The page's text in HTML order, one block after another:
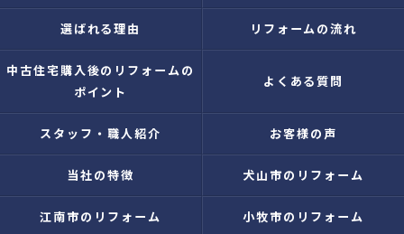
選ばれる理由 リフォームの流れ
中古住宅購入後のリフォームの
ポイント
よくある質問
スタッフ・職人紹介 お客様の声
当社の特徴 犬山市のリフォーム
江南市のリフォーム 小牧市のリフォーム